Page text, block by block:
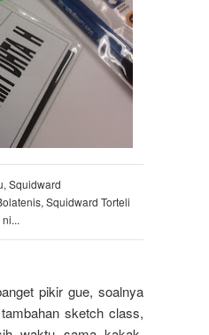
Squidward
Squidward Torteli
ni...
pikir gue, soalnya
sketch class,